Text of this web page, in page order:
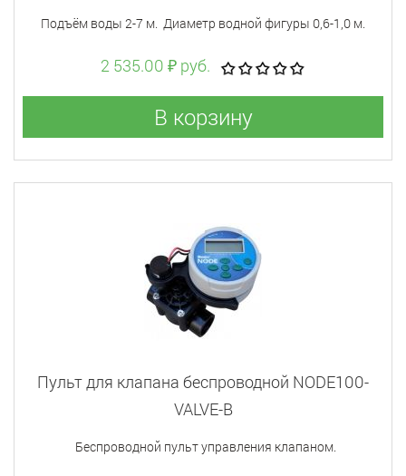
Подъём воды 2-7 м. Диаметр водной фигуры 0,6-1,0 м.
2 535.00 ₽ руб.
В корзину
Пульт для клапана беспроводной NODE100-
VALVE-B
Беспроводной пульт управления клапаном.